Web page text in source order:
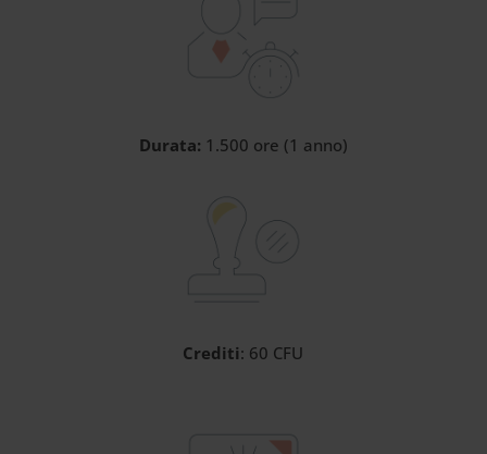
Durata: 1.500 ore (1 anno)
Crediti: 60 CFU